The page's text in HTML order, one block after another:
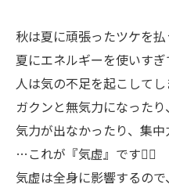
秋は夏に頑張ったツケを
夏にエネルギーを使いす
人は気の不足を起こしてし
ガクンと無気力になった
気力が出なかったり、集
…これが『気虚』です💁‍♀️
気虚は全身に影響するの